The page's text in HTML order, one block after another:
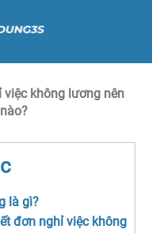
không lương nên
là gì?
đơn nghỉ việc không